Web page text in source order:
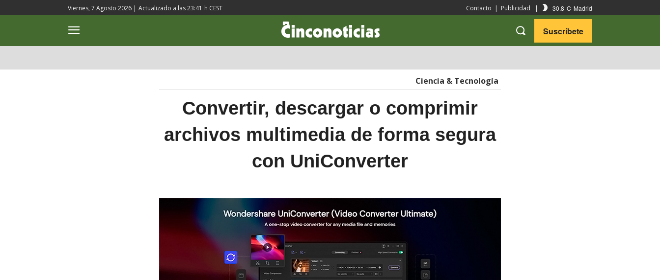
Viernes, 7 Agosto 2026 | Actualizado a las23:41 h CEST Contacto | Publicidad | 30.8 C Madrid
Suscríbete
Ciencia & Tecnología
Convertir, descargar o comprimir
archivos multimedia de forma segura
con UniConverter